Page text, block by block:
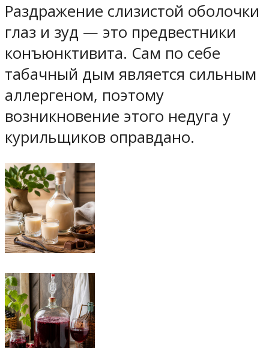
Раздражение слизистой оболочки
глаз и зуд — это предвестники
конъюнктивита. Сам по себе
табачный дым является сильным
аллергеном, поэтому
возникновение этого недуга у
курильщиков оправдано.